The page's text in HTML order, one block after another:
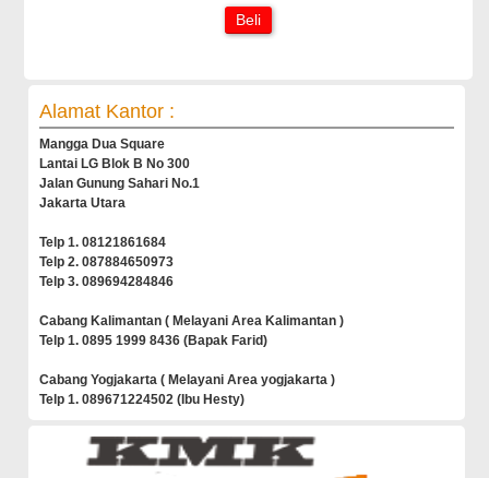
Beli
Alamat Kantor :
Mangga Dua Square
Lantai LG Blok B No 300
Jalan Gunung Sahari No.1
Jakarta Utara
Telp 1. 08121861684
Telp 2. 087884650973
Telp 3. 089694284846
Cabang Kalimantan ( Melayani Area Kalimantan )
Telp 1. 0895 1999 8436 (Bapak Farid)
Cabang Yogjakarta ( Melayani Area yogjakarta )
Telp 1. 089671224502 (Ibu Hesty)